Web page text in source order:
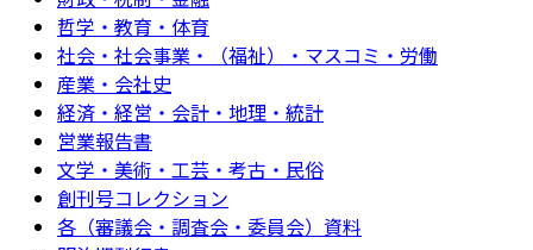
哲学・教育・体育
社会・社会事業・（福祉）・マスコミ・労働
産業・会社史
経済・経営・会計・地理・統計
営業報告書
文学・美術・工芸・考古・民俗
創刊号コレクション
各（審議会・調査会・委員会）資料